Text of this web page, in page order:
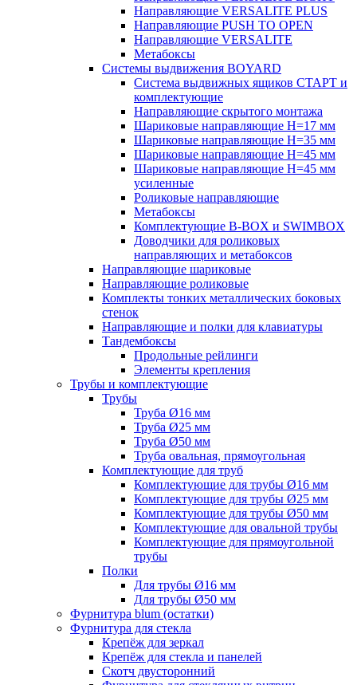
Направляющие VERSALITE PLUS
Направляющие PUSH TO OPEN
Направляющие VERSALITE
Метабоксы
Системы выдвижения BOYARD
Система выдвижных ящиков СТАРТ и
комплектующие
Направляющие скрытого монтажа
Шариковые направляющие H=17 мм
Шариковые направляющие H=35 мм
Шариковые направляющие H=45 мм
Шариковые направляющие H=45 мм
усиленные
Роликовые направляющие
Метабоксы
Комплектующие B-BOX и SWIMBOX
Доводчики для роликовых
направляющих и метабоксов
Направляющие шариковые
Направляющие роликовые
Комплекты тонких металлических боковых
стенок
Направляющие и полки для клавиатуры
Тандембоксы
Продольные рейлинги
Элементы крепления
Трубы и комплектующие
Трубы
Труба Ø16 мм
Труба Ø25 мм
Труба Ø50 мм
Труба овальная, прямоугольная
Комплектующие для труб
Комплектующие для трубы Ø16 мм
Комплектующие для трубы Ø25 мм
Комплектующие для трубы Ø50 мм
Комплектующие для овальной трубы
Комплектующие для прямоугольной
трубы
Полки
Для трубы Ø16 мм
Для трубы Ø50 мм
Фурнитура blum (остатки)
Фурнитура для стекла
Крепёж для зеркал
Крепёж для стекла и панелей
Скотч двусторонний